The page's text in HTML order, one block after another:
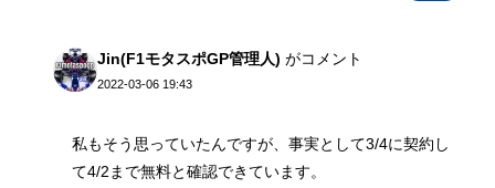
Jin(F1モタスポGP管理人) がコメント
2022-03-06 19:43
私もそう思っていたんですが、事実として3/4に契約し
て4/2まで無料と確認できています。